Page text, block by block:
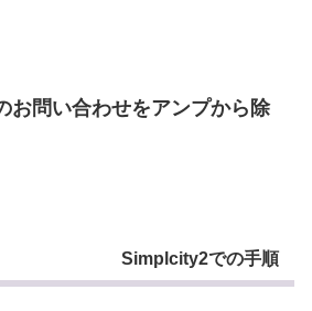
お問い合わせをアンプから除
単 Simplcity2での手順